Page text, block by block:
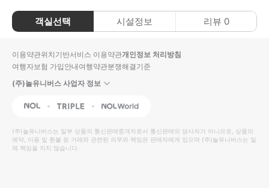
객실선택 시설정보 리뷰 0
이용약관위치기반서비스 이용약관개인정보 처리방침
여행자보험 가입안내여행약관분쟁해결기준
(주)놀유니버스 사업자 정보
NOL Triple Interpark Global
(주)놀유니버스는 일부 상품의 통신판매중개자로서 통신판매의 당사자가 아니므로, 상품의
예약, 이용 및 환불 등 거래와 관련된 의무와 책임은 판매자에게 있으며 (주)놀유니버스는 일
체 책임을 지지 않습니다.